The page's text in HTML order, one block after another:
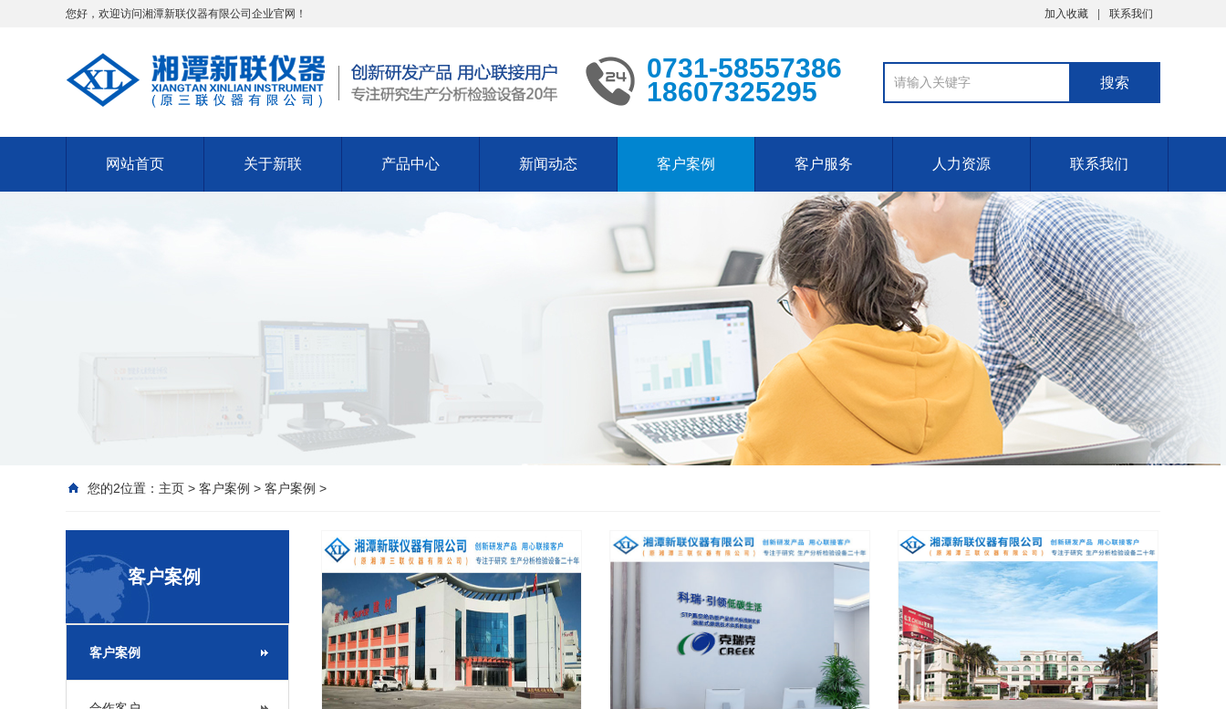
您好，欢迎访问湘潭新联仪器有限公司企业官网！ 加入收藏 联系我们
0731-58557386
18607325295
网站首页 关于新联 产品中心 新闻动态 客户案例 客户服务 人力资源 联系我们
您的2位置： 主页 > 客户案例 > 客户案例 >
客户案例
客户案例